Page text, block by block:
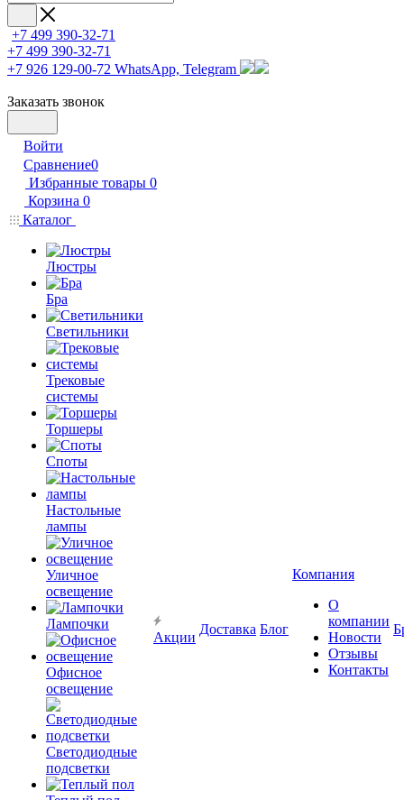
+7 499 390-32-71
+7 499 390-32-71
+7 926 129-00-72 WhatsApp, Telegram
Заказать звонок
Войти
Сравнение0
Избранные товары 0
Корзина 0
Каталог
Люстры
Бра
Светильники
Трековые
системы
Торшеры
Споты
Настольные
лампы
Уличное
освещение
Лампочки
Офисное
освещение
Светодиодные
подсветки
Акции
Доставка Блог
Компания
О
компании
Новости
Отзывы
Контакты